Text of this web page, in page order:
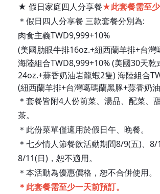
★ 假日家庭四人分享餐★此套餐需至
＊假日四人分享餐 三款套餐分別為:
肉食主義TWD9,999+10%
(美國肋眼牛排16oz.+紐西蘭羊排+台灣
海陸組合TWD8,999+10% (美國30天乾
24oz.+蒜香奶油岩龍蝦2隻) 海陸組合
(紐西蘭羊排+台灣噶瑪蘭黑豚+蒜香奶
＊套餐皆附4人份前菜、湯品、配菜、
茶。
＊此份菜單僅適用於假日午、晚餐。
＊七夕情人節餐飲活動期間8/9(五)、8/
8/11(日)，恕不適用。
＊本活動為優惠價格，恕不合併使用。
＊此套餐需至少一天前預訂。